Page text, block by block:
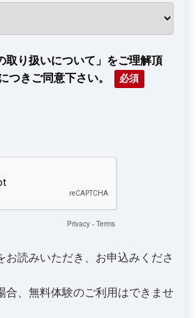
取り扱いについて」をご理解頂
つきご同意下さい。
Privacy - Terms
お読みいただき、お申込みくださ
合、無料体験のご利用はできませ